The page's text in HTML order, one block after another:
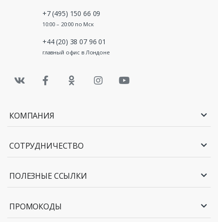
+7 (495) 150 66 09
10:00 – 20:00 по Мск
+44 (20) 38 07 96 01
главный офис в Лондоне
КОМПАНИЯ
СОТРУДНИЧЕСТВО
ПОЛЕЗНЫЕ ССЫЛКИ
ПРОМОКОДЫ